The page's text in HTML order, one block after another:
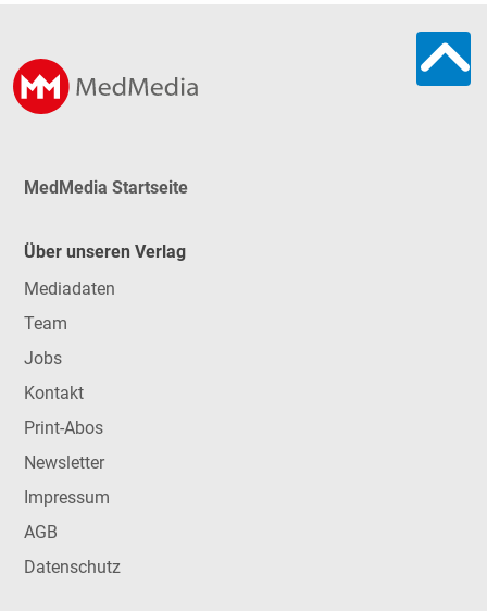
MedMedia Startseite
Über unseren Verlag
Mediadaten
Team
Jobs
Kontakt
Print-Abos
Newsletter
Impressum
AGB
Datenschutz